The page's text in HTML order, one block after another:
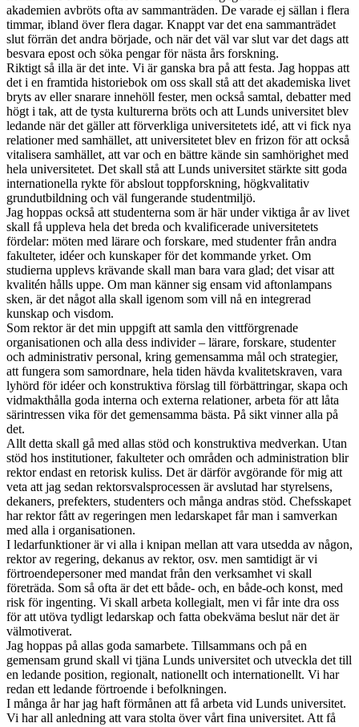
akademien avbröts ofta av sammanträden. De varade ej sällan i flera
timmar, ibland över flera dagar. Knappt var det ena sammanträdet
slut förrän det andra började, och när det väl var slut var det dags att
besvara epost och söka pengar för nästa års forskning.
Riktigt så illa är det inte. Vi är ganska bra på att festa. Jag hoppas att
det i en framtida historiebok om oss skall stå att det akademiska livet
bryts av eller snarare innehöll fester, men också samtal, debatter med
högt i tak, att de tysta kulturerna bröts och att Lunds universitet blev
ledande när det gäller att förverkliga universitetets idé, att vi fick nya
relationer med samhället, att universitetet blev en frizon för att också
vitalisera samhället, att var och en bättre kände sin samhörighet med
hela universitetet. Det skall stå att Lunds universitet stärkte sitt goda
internationella rykte för abslout toppforskning, högkvalitativ
grundutbildning och väl fungerande studentmiljö.
Jag hoppas också att studenterna som är här under viktiga år av livet
skall få uppleva hela det breda och kvalificerade universitetets
fördelar: möten med lärare och forskare, med studenter från andra
fakulteter, idéer och kunskaper för det kommande yrket. Om
studierna upplevs krävande skall man bara vara glad; det visar att
kvalitén hålls uppe. Om man känner sig ensam vid aftonlampans
sken, är det något alla skall igenom som vill nå en integrerad
kunskap och visdom.
Som rektor är det min uppgift att samla den vittförgrenade
organisationen och alla dess individer – lärare, forskare, studenter
och administrativ personal, kring gemensamma mål och strategier,
att fungera som samordnare, hela tiden hävda kvalitetskraven, vara
lyhörd för idéer och konstruktiva förslag till förbättringar, skapa och
vidmakthålla goda interna och externa relationer, arbeta för att låta
särintressen vika för det gemensamma bästa. På sikt vinner alla på
det.
Allt detta skall gå med allas stöd och konstruktiva medverkan. Utan
stöd hos institutioner, fakulteter och områden och administration blir
rektor endast en retorisk kuliss. Det är därför avgörande för mig att
veta att jag sedan rektorsvalsprocessen är avslutad har styrelsens,
dekaners, prefekters, studenters och många andras stöd. Chefsskapet
har rektor fått av regeringen men ledarskapet får man i samverkan
med alla i organisationen.
I ledarfunktioner är vi alla i knipan mellan att vara utsedda av någon,
rektor av regering, dekanus av rektor, osv. men samtidigt är vi
förtroendepersoner med mandat från den verksamhet vi skall
företräda. Som så ofta är det ett både- och, en både-och konst, med
risk för ingenting. Vi skall arbeta kollegialt, men vi får inte dra oss
för att utöva tydligt ledarskap och fatta obekväma beslut när det är
välmotiverat.
Jag hoppas på allas goda samarbete. Tillsammans och på en
gemensam grund skall vi tjäna Lunds universitet och utveckla det till
en ledande position, regionalt, nationellt och internationellt. Vi har
redan ett ledande förtroende i befolkningen.
I många år har jag haft förmånen att få arbeta vid Lunds universitet.
Vi har all anledning att vara stolta över vårt fina universitet. Att få